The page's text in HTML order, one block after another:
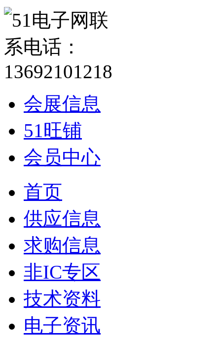
会展信息
51旺铺
会员中心
首页
供应信息
求购信息
非IC专区
技术资料
电子资讯